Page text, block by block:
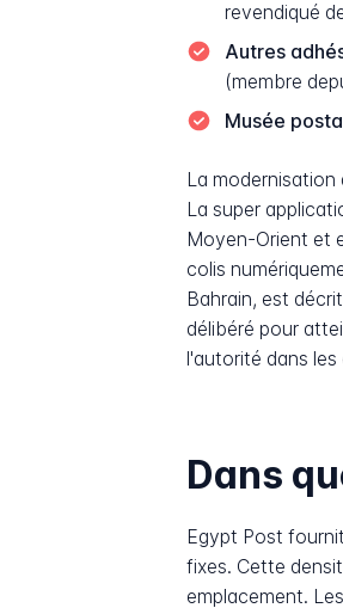
revendiqué
Autres
(membre
Musée
La
La super
Moyen-Orient et
colis
Bahrain, est
délibéré pour
l'autorité dans
Dans
Egypt Post
fixes. Cette
emplacement.